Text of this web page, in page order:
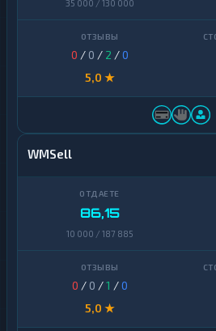
35 000 / 130 000
0 / 0 / 2 /0
5,0 ★
WMSell
86,15
10 000 / 187 885
0 / 0 /1 /0
5,0 ★